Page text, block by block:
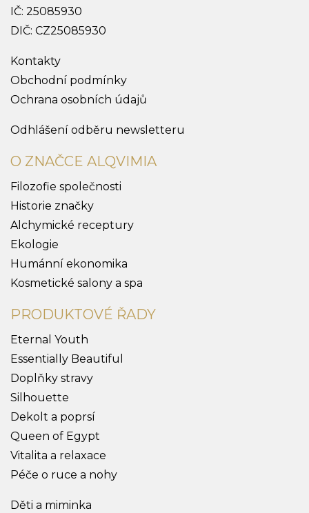
IČ: 25085930
DIČ: CZ25085930
Kontakty
Obchodní podmínky
Ochrana osobních údajů
Odhlášení odběru newsletteru
O ZNAČCE ALQVIMIA
Filozofie společnosti
Historie značky
Alchymické receptury
Ekologie
Humánní ekonomika
Kosmetické salony a spa
PRODUKTOVÉ ŘADY
Eternal Youth
Essentially Beautiful
Doplňky stravy
Silhouette
Dekolt a poprsí
Queen of Egypt
Vitalita a relaxace
Péče o ruce a nohy
Děti a miminka